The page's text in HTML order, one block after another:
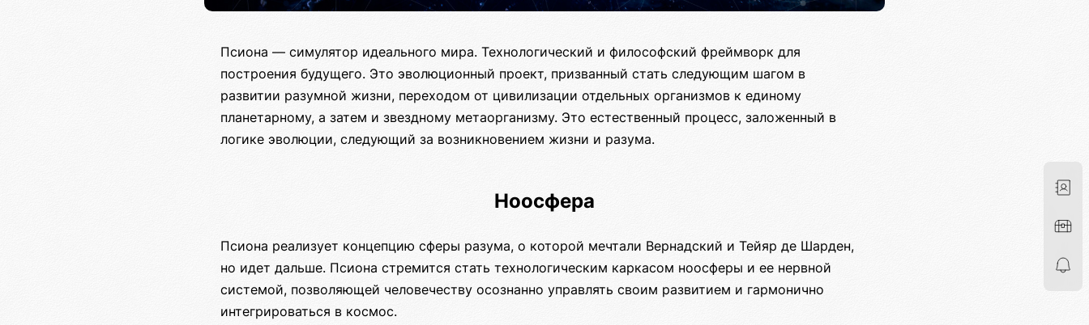
Псиона — симулятор идеального мира. Технологический и философский фреймворк для
построения будущего. Это эволюционный проект, призванный стать следующим шагом в
развитии разумной жизни, переходом от цивилизации отдельных организмов к единому
планетарному, а затем и звездному метаорганизму. Это естественный процесс, заложенный в
логике эволюции, следующий за возникновением жизни и разума.
Ноосфера
Псиона реализует концепцию сферы разума, о которой мечтали Вернадский и Тейяр де Шарден,
но идет дальше. Псиона стремится стать технологическим каркасом ноосферы и ее нервной
системой, позволяющей человечеству осознанно управлять своим развитием и гармонично
интегрироваться в космос.